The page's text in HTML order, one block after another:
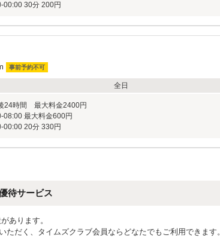
00:00 30分 200円
事前予約不可
全日
24時間 最大料金2400円
08:00 最大料金600円
00:00 20分 330円
待サービス
あります。
ただく、タイムズクラブ会員ならどなたでもご利用できます。